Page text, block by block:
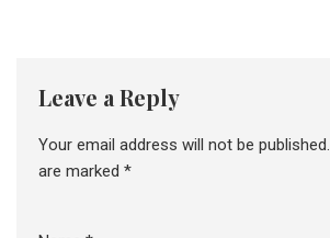
Leave a Reply
Your email address will not be published.
are marked *